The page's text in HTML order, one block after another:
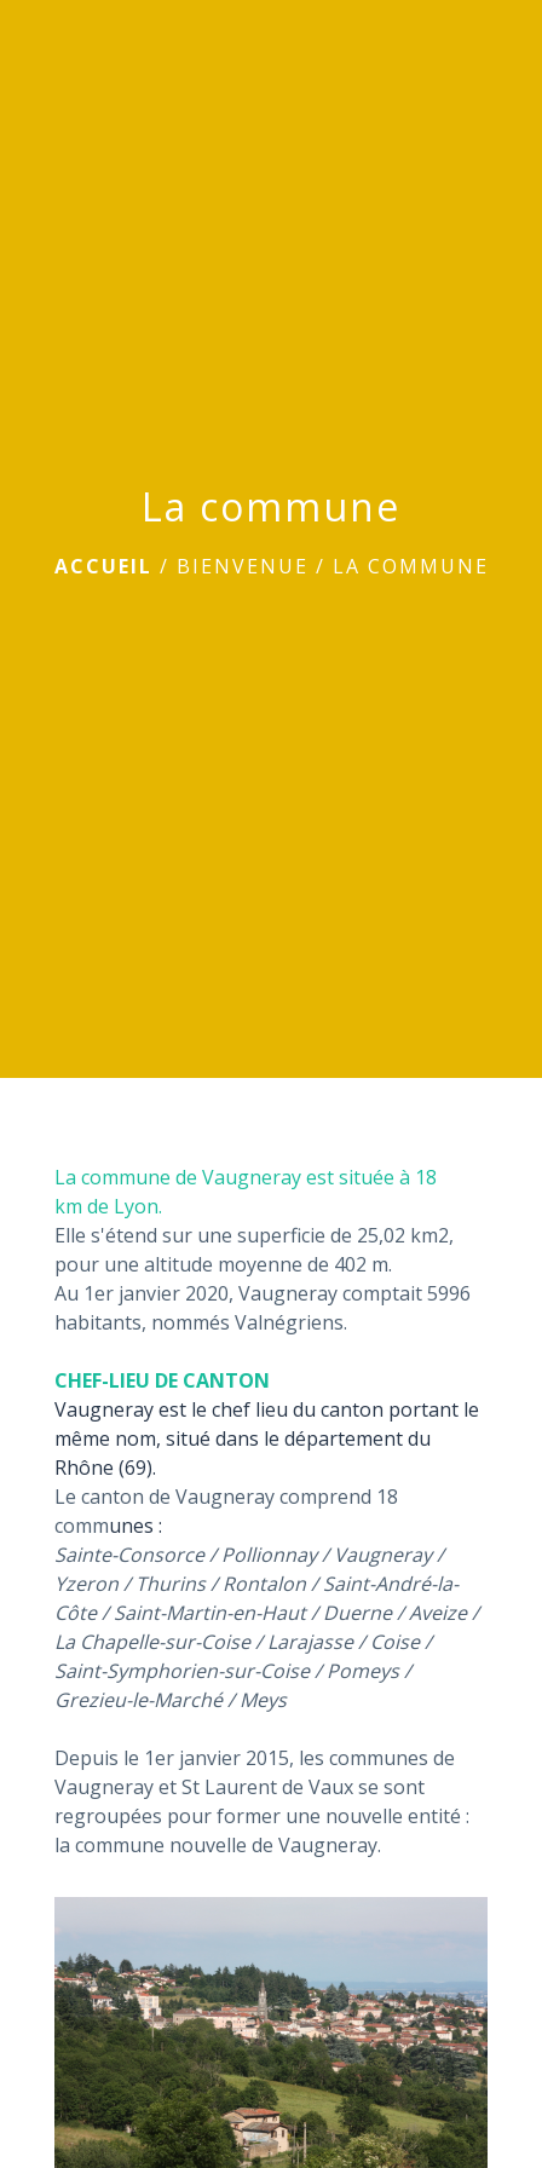
La commune
ACCUEIL / BIENVENUE / LA COMMUNE
La commune de Vaugneray est située à 18
km de Lyon.
Elle s'étend sur une superficie de 25,02 km2,
pour une altitude moyenne de 402 m.
Au 1er janvier 2020, Vaugneray comptait 5996
habitants, nommés Valnégriens.
CHEF-LIEU DE CANTON
Vaugneray est le chef lieu du canton portant le
même nom, situé dans le département du
Rhône (69).
Le canton de Vaugneray comprend 18
communes :
Sainte-Consorce / Pollionnay / Vaugneray /
Yzeron / Thurins / Rontalon / Saint-André-la-
Côte / Saint-Martin-en-Haut / Duerne / Aveize /
La Chapelle-sur-Coise / Larajasse / Coise /
Saint-Symphorien-sur-Coise / Pomeys /
Grezieu-le-Marché / Meys
Depuis le 1er janvier 2015, les communes de
Vaugneray et St Laurent de Vaux se sont
regroupées pour former une nouvelle entité :
la commune nouvelle de Vaugneray.